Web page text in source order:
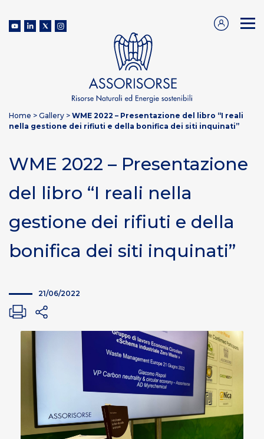
Home > Gallery > WME 2022 – Presentazione del libro “I reali
nella gestione dei rifiuti e della bonifica dei siti inquinati”
WME 2022 – Presentazione
del libro “I reali nella
gestione dei rifiuti e della
bonifica dei siti inquinati”
21/06/2022